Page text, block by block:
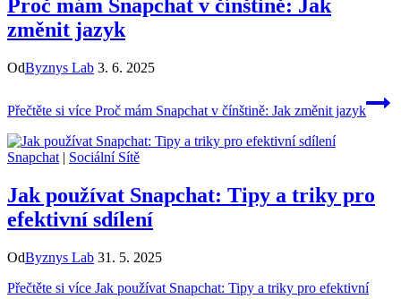
Proč mám Snapchat v čínštině: Jak
změnit jazyk
OdByznys Lab 3. 6. 2025
Přečtěte si více Proč mám Snapchat v čínštině: Jak změnit jazyk
Snapchat | Sociální Sítě
Jak používat Snapchat: Tipy a triky pro
efektivní sdílení
OdByznys Lab 31. 5. 2025
Přečtěte si více Jak používat Snapchat: Tipy a triky pro efektivní